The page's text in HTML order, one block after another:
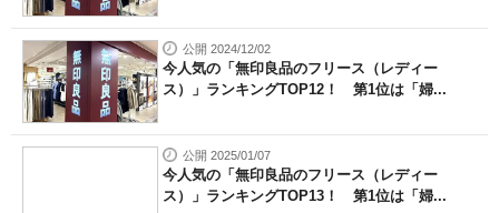
公開 2024/12/02
今人気の「無印良品のフリース（レディー
ス）」ランキングTOP12！ 第1位は「婦...
公開 2025/01/07
今人気の「無印良品のフリース（レディー
ス）」ランキングTOP13！ 第1位は「婦...